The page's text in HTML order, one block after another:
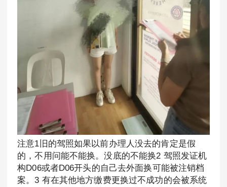
注意1旧的驾照如果以前办理人没去的肯定是假
的，不用问能不能换。没底的不能换2 驾照发证机
构D06或者D06开头的自己去外面换可能被注销档
案。3 有在其他地方缴费更换过不成功的会被系统